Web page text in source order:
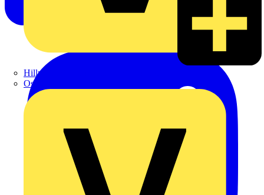
Hillmann & Ploog GmbH & Co. KG
Oskar Böttcher GmbH & Co. KG